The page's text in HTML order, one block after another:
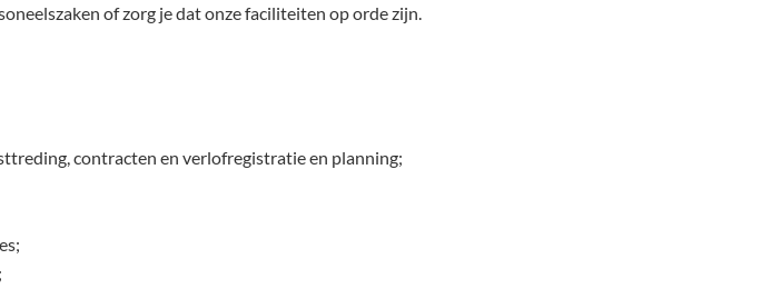
of zorg je dat onze faciliteiten op orde zijn.
contracten en verlofregistratie en planning;